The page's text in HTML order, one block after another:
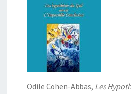
Odile Cohen-Abbas, Les